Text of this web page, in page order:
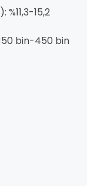
15,2
bin-450 bin